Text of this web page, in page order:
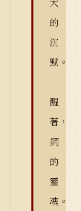
的
沉
默。
醒
著，
鋼
的
靈
魂。